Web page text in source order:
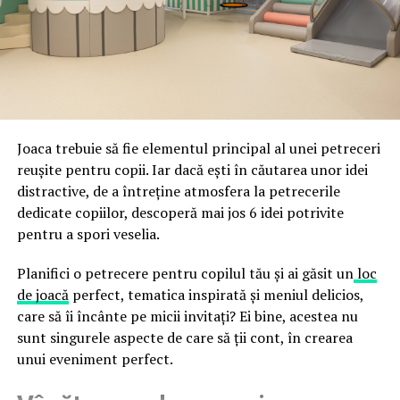
astfel încât confortul și estetica să funcționeze
împreună, nu în tensiune una cu cealaltă, pe toată
durata de viață a amenajării, indiferent de câte sezoane
fraude care exploatează încrederea în brand.
Directoratul Național de Securitate Cibernetică (DNSC)
false până la tentative de furt al datelor personale și
financiare. Instituția recomandă verificarea atentă a
sursei mesajelor și raportarea incidentelor la numărul
unic 1911.
Campaniile identificate în ultimele săptămâni folosesc
false de streaming, coduri QR malițioase și mesaje care
promit bilete, rambursări, premii sau acces gratuit la
meciuri. FBI a emis în luna mai un avertisment privind
site-urile care clonează platforma oficială prin
modificări minore ale denumirii domeniului, precum
Joaca trebuie să fie elementul principal al unei petreceri
reușite pentru copii. Iar dacă ești în căutarea unor idei
distractive, de a întreține atmosfera la petrecerile
dedicate copiilor, descoperă mai jos 6 idei potrivite
pentru a spori veselia.
Planifici o petrecere pentru copilul tău și ai găsit unloc
de joacăperfect, tematica inspirată și meniul delicios,
care să îi încânte pe micii invitați? Ei bine, acestea nu
sunt singurele aspecte de care să ții cont, în crearea
unui eveniment perfect.